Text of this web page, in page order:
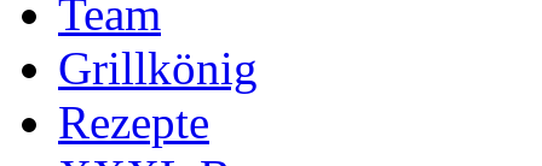
Team
Grillkönig
Rezepte